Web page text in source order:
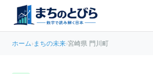
ホーム›まちの未来›宮崎県 門川町